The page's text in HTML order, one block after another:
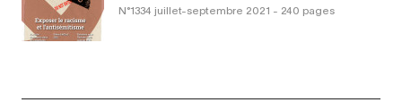
N°1334 juillet-septembre 2021 - 240 pages